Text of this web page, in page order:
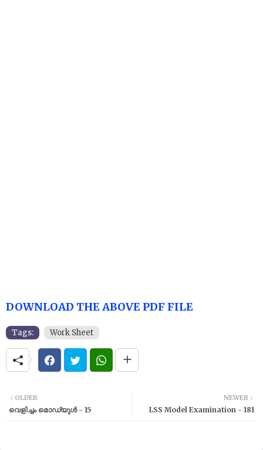
DOWNLOAD THE ABOVE PDF FILE
Tags: Work Sheet
NEWER
LSS Model Examination - 181
OLDER
വെളിച്ചം മൊഡ്യുൾ - 15